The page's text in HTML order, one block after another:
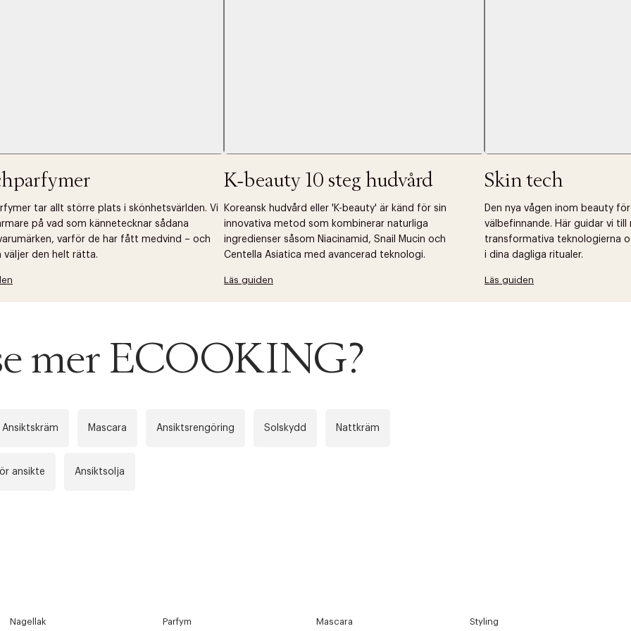
tar allt större plats i skönhetsvärlden. Vi
på vad som kännetecknar sådana
varför de har fått medvind – och
väljer den helt rätta.
K-beauty 10 steg hudvård
Koreansk hudvård eller 'K-beauty' är känd för sin
innovativa metod som kombinerar naturliga
ingredienser såsom Niacinamid, Snail Mucin och
Centella Asiatica med avancerad teknologi.
Läs guiden
Skin tech
Den nya vågen inom beauty
välbefinnande. Här guidar vi till
transformativa teknologierna
i dina dagliga ritualer.
Läs guiden
mer ECOOKING?
Ansiktskräm Mascara Ansiktsrengöring Solskydd Nattkräm
ansikte Ansiktsolja
Nagellak Parfym Mascara Styling